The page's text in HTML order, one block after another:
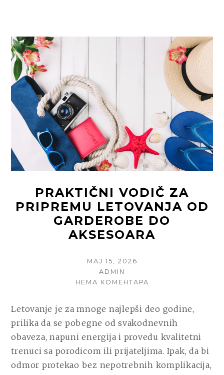
I
LOMBOKA
PRAKTIČNI VODIČ ZA
PRIPREMU LETOVANJA OD
GARDEROBE DO
AKSESOARA
POSTED
МАЈ 15, 2026
AUTHOR
ADMIN
НЕМА КОМЕНТАРА
ZA
PRIPREMU
LETOVANJA
GARDEROBE
DO
Letovanje je za mnoge najlepši deo godine,
prilika da se pobegne od svakodnevnih
obaveza, napuni energija i provedu kvalitetni
trenuci sa porodicom ili prijateljima. Ipak, da bi
odmor protekao bez nepotrebnih komplikacija,